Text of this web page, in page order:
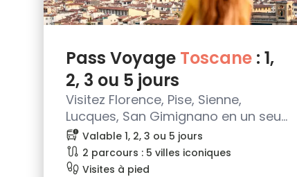
Pass Voyage Toscane : 1,
2, 3 ou 5 jours
Visitez Florence, Pise, Sienne,
Lucques, San Gimignano en un seul
pass
bus_alert Valable 1, 2, 3 ou 5 jours
route 2 parcours : 5 villes iconiques
footprint Visites à pied